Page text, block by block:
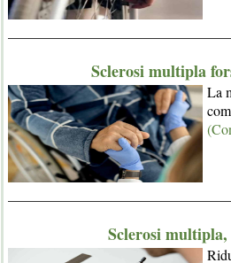
Sclerosi multipla
La
Sclerosi